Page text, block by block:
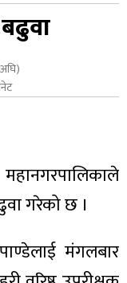
गरेको छ ।
मंगलबार